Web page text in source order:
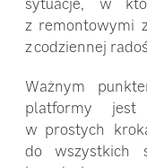
z remontowymi
z codziennej
Ważnym
platformy jest
w prostych
do wszystkich